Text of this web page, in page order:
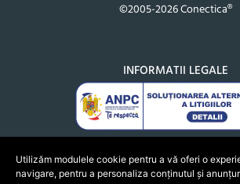
©2005-2026 Conectica®
INFORMATII LEGALE
Utilizăm modulele cookie pentru a vă oferi o
navigare, pentru a personaliza conținutul și